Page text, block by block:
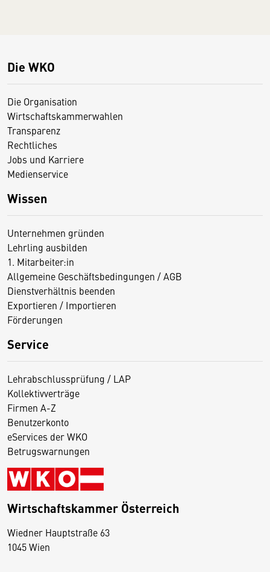
Die WKO
Die Organisation
Wirtschaftskammerwahlen
Transparenz
Rechtliches
Jobs und Karriere
Medienservice
Wissen
Unternehmen gründen
Lehrling ausbilden
1. Mitarbeiter:in
Allgemeine Geschäftsbedingungen / AGB
Dienstverhältnis beenden
Exportieren / Importieren
Förderungen
Service
Lehrabschlussprüfung / LAP
Kollektivverträge
Firmen A-Z
Benutzerkonto
eServices der WKO
Betrugswarnungen
Wirtschaftskammer Österreich
Wiedner Hauptstraße 63
1045 Wien
D